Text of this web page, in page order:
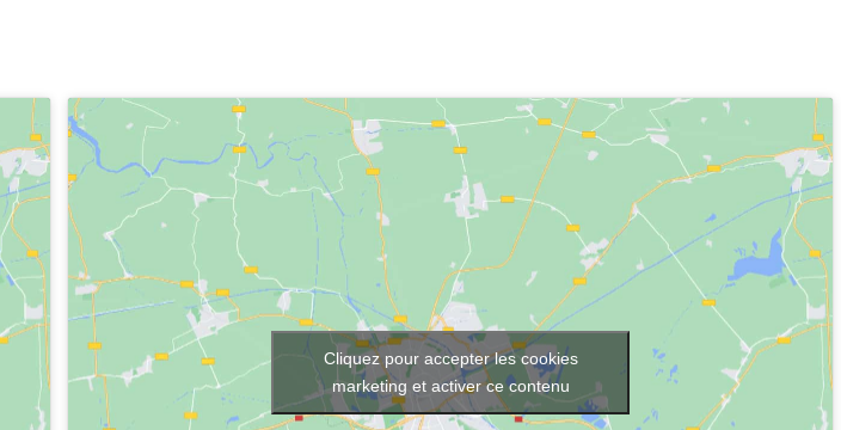
Cliquez pour accepter les cookies
marketing et activer ce contenu